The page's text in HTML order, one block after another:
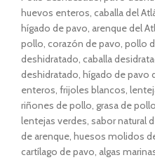
huevos enteros, caballa del
hígado de pavo, arenque del
pollo, corazón de pavo, pollo
deshidratado, caballa
deshidratado, hígado de pavo
enteros, frijoles blancos,
riñones de pollo, grasa de
lentejas verdes, sabor natural
de arenque, huesos molidos
cartílago de pavo, algas